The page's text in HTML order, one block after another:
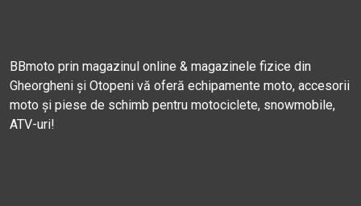
BBmoto prin magazinul online & magazinele fizice din
Gheorgheni și Otopeni vă oferă echipamente moto, accesorii
moto și piese de schimb pentru motociclete, snowmobile,
ATV-uri!